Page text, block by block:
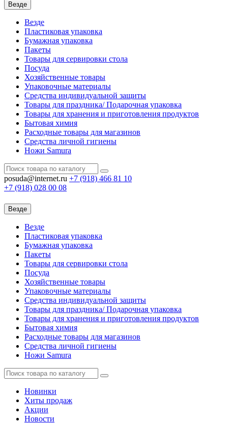
Везде
Везде
Пластиковая упаковка
Бумажная упаковка
Пакеты
Товары для сервировки стола
Посуда
Хозяйственные товары
Упаковочные материалы
Средства индивидуальной защиты
Товары для праздника/ Подарочная упаковка
Товары для хранения и приготовления продуктов
Бытовая химия
Расходные товары для магазинов
Средства личной гигиены
Ножи Samura
posuda@internet.ru +7 (918) 466 81 10
+7 (918) 028 00 08
Везде
Везде
Пластиковая упаковка
Бумажная упаковка
Пакеты
Товары для сервировки стола
Посуда
Хозяйственные товары
Упаковочные материалы
Средства индивидуальной защиты
Товары для праздника/ Подарочная упаковка
Товары для хранения и приготовления продуктов
Бытовая химия
Расходные товары для магазинов
Средства личной гигиены
Ножи Samura
Новинки
Хиты продаж
Акции
Новости